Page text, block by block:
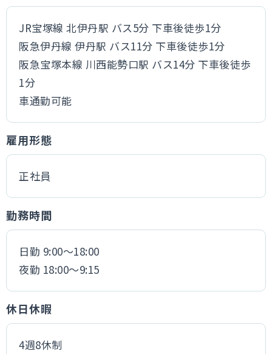
JR宝塚線 北伊丹駅 バス5分 下車後徒歩1分
阪急伊丹線 伊丹駅 バス11分 下車後徒歩1分
阪急宝塚本線 川西能勢口駅 バス14分 下車後徒歩
1分
車通勤可能
雇用形態
正社員
勤務時間
日勤 9:00～18:00
夜勤 18:00～9:15
休日休暇
4週8休制